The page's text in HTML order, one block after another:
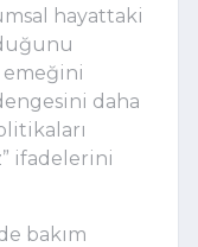
hayattaki
emeğini
daha
ifadelerini
bakım